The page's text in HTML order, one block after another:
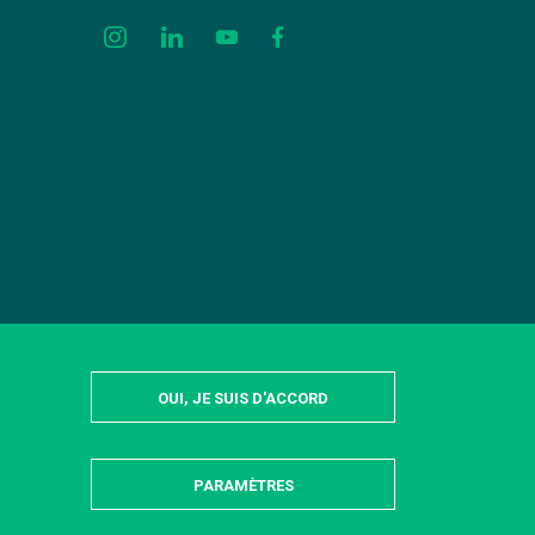
OUI, JE SUIS D'ACCORD
MASQUER
PARAMÈTRES